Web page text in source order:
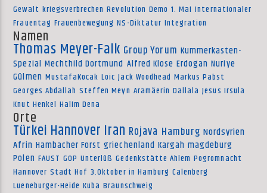
Gewalt kriegsverbrechen Revolution Demo 1. Mai Internationaler
Frauentag Frauenbewegung NS-Diktatur Integration
Namen
Thomas Meyer-Falk Group Yorum Kummerkasten-
Spezial Mechthild Dortmund Alfred Klose Erdogan Nuriye
Gülmen MustafaKocak Loic Jack Woodhead Markus Pabst
Georges Abdallah Steffen Meyn Aramäerin Dallala Jesus Irsula
Knut Henkel Halim Dena
Orte
Türkei Hannover Iran Rojava Hamburg Nordsyrien
Afrin Hambacher Forst griechenland Kargah magdeburg
Polen FAUST GOP Unterlüß Gedenkstätte Ahlem Pogromnacht
Hannover Stadt Hof 3.Oktober in Hamburg Calenberg
Lueneburger-Heide Kuba Braunschweig